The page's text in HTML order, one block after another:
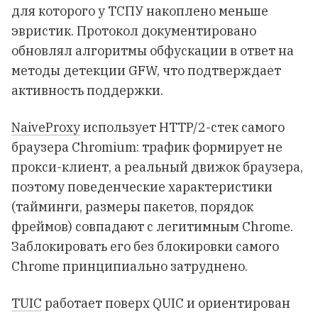
для которого у ТСПУ накоплено меньше
эвристик. Протокол документировано
обновлял алгоритмы обфускации в ответ на
методы детекции GFW, что подтверждает
активность поддержки.
NaiveProxyиспользует HTTP/2-стек самого
браузера Chromium: трафик формирует не
прокси-клиент, а реальный движок браузера,
поэтому поведенческие характеристики
(тайминги, размеры пакетов, порядок
фреймов) совпадают с легитимным Chrome.
Заблокировать его без блокировки самого
Chrome принципиально затруднено.
TUIC работает поверх QUIC и ориентирован